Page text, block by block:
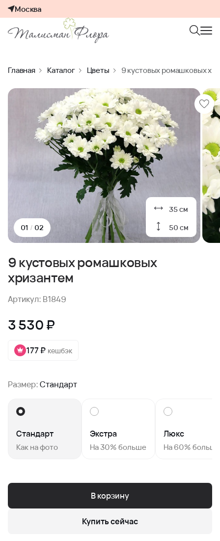
Москва
Главная Каталог Цветы 9 кустовых ромашковых
35 см
50 см
01 / 02
9 кустовых ромашковых
хризантем
Артикул: B1849
3 530 ₽
177 ₽ кешбэк
Размер:Стандарт
Стандарт
Как на фото
Экстра
На 30% больше
Люкс
На 60% больше
В корзину
Купить сейчас